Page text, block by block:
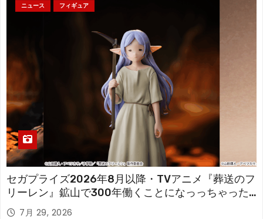
ニュース フィギュア
セガプライズ2026年8月以降・TVアニメ『葬送のフ
リーレン』鉱山で300年働くことになっっちゃった
「フリーレン」を立体化！
7月 29, 2026